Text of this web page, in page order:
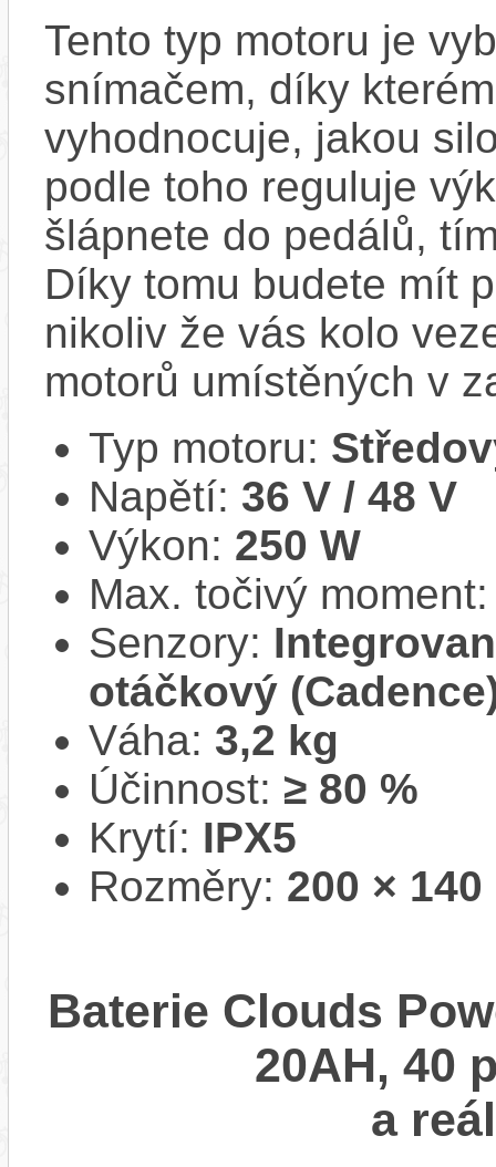
Tento typ motoru je
snímačem, díky
vyhodnocuje, jakou
podle toho reguluje
šlápnete do pedálů,
Díky tomu budete mít
nikoliv že vás kolo
motorů umístěných v
Typ motoru:
Napětí: 36 V / 48 V
Výkon: 250 W
Max. točivý
Senzory:
otáčkový
Váha: 3,2 kg
Účinnost: ≥ 80 %
Krytí: IPX5
Rozměry: 200 ×
Baterie Clouds
20AH, 40
a